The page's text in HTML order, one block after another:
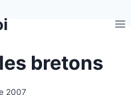
bretons
2007